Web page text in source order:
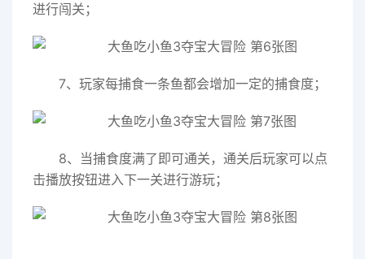
进行闯关；
7、玩家每捕食一条鱼都会增加一定的捕食度；
8、当捕食度满了即可通关，通关后玩家可以点
击播放按钮进入下一关进行游玩；